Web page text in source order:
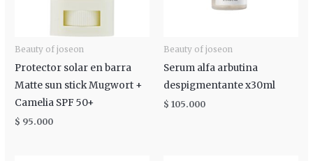
Beauty of joseon
Protector solar en barra
Matte sun stick Mugwort +
Camelia SPF 50+
$ 95.000
Beauty of joseon
Serum alfa arbutina
despigmentante x30ml
$ 105.000